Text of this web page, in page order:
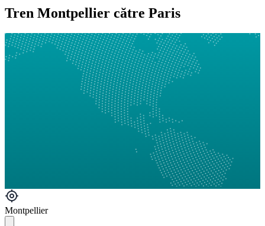
Tren Montpellier către Paris
Montpellier